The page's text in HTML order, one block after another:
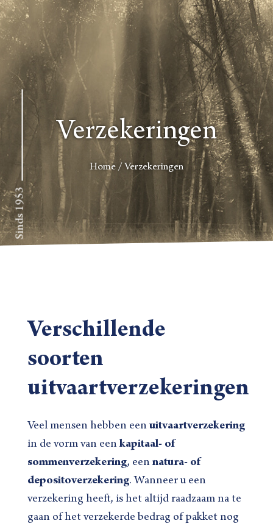
Sinds 1953
Verzekeringen
Home / Verzekeringen
Verschillende
soorten
uitvaartverzekeringen
Veel mensen hebben een uitvaartverzekering
in de vorm van een kapitaal- of
sommenverzekering, een natura- of
depositoverzekering. Wanneer u een
verzekering heeft, is het altijd raadzaam na te
gaan of het verzekerde bedrag of pakket nog